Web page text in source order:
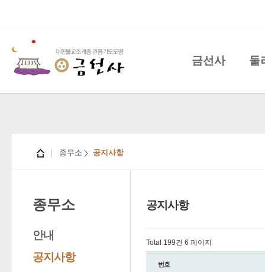
금선사 둘
종무소 공지사항
종무소
안내
공지사항
공지사항
Total 199건 6 페이지
번호